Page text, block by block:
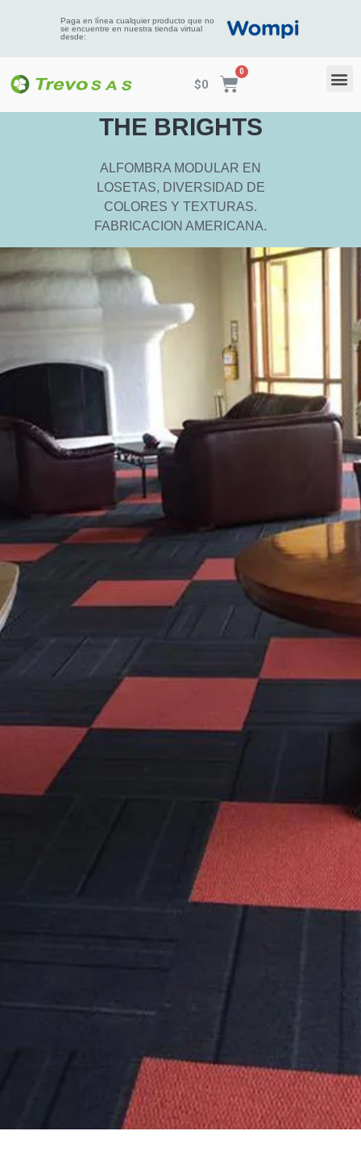
Paga en línea cualquier producto que no
se encuentre en nuestra tienda virtual
desde:
$0
THE BRIGHTS
ALFOMBRA MODULAR EN
LOSETAS, DIVERSIDAD DE
COLORES Y TEXTURAS.
FABRICACION AMERICANA.